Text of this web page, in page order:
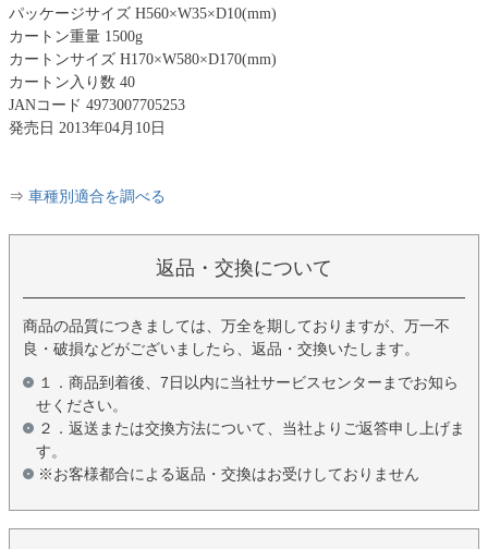
パッケージサイズ H560×W35×D10(mm)
カートン重量 1500g
カートンサイズ H170×W580×D170(mm)
カートン入り数 40
JANコード 4973007705253
発売日 2013年04月10日
⇒ 車種別適合を調べる
返品・交換について
商品の品質につきましては、万全を期しておりますが、万一不
良・破損などがございましたら、返品・交換いたします。
１．商品到着後、7日以内に当社サービスセンターまでお知ら
せください。
２．返送または交換方法について、当社よりご返答申し上げま
す。
※お客様都合による返品・交換はお受けしておりません